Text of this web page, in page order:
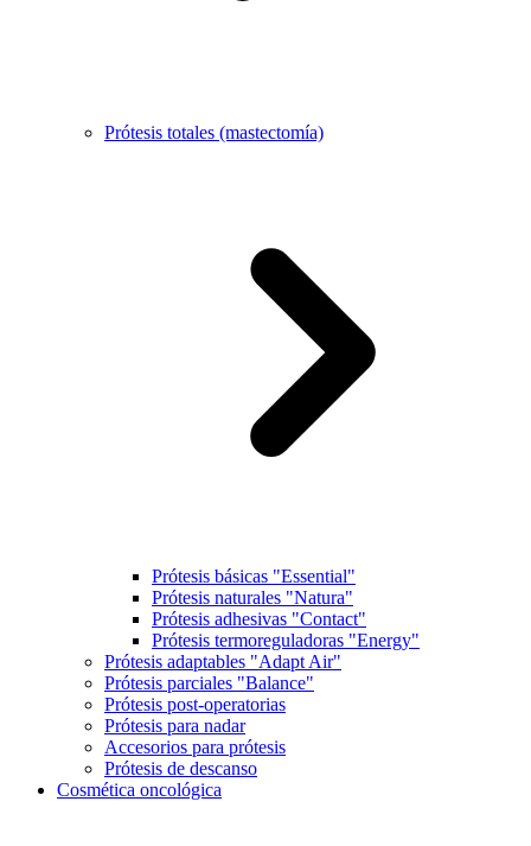
Prótesis totales (mastectomía)
Prótesis básicas "Essential"
Prótesis naturales "Natura"
Prótesis adhesivas "Contact"
Prótesis termoreguladoras "Energy"
Prótesis adaptables "Adapt Air"
Prótesis parciales "Balance"
Prótesis post-operatorias
Prótesis para nadar
Accesorios para prótesis
Prótesis de descanso
Cosmética oncológica